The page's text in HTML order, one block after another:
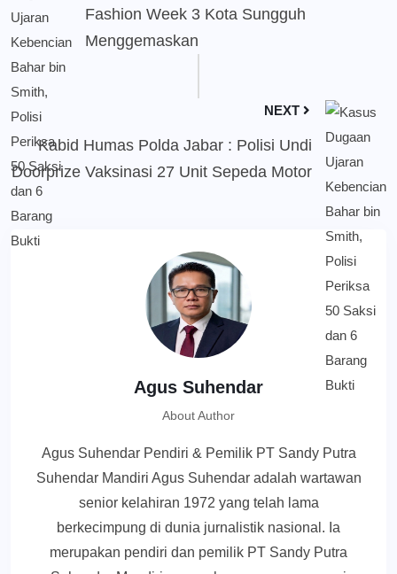
Fashion Week 3 Kota Sungguh
Menggemaskan
NEXT
Kabid Humas Polda Jabar : Polisi Undi
Doorprize Vaksinasi 27 Unit Sepeda Motor
Agus Suhendar
About Author
Agus Suhendar Pendiri & Pemilik PT Sandy Putra
Suhendar Mandiri Agus Suhendar adalah wartawan
senior kelahiran 1972 yang telah lama
berkecimpung di dunia jurnalistik nasional. Ia
merupakan pendiri dan pemilik PT Sandy Putra